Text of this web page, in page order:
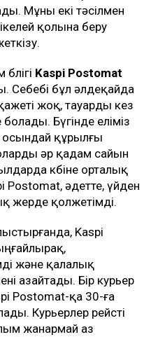
Мұны екі тәсілмен
қолына беру
Kaspi Postomat
Себебі бұл әлдеқайда
жоқ, тауарды кез
Бүгінде еліміз
құрылғы
әр қадам сайын
көбіне орталық
Postomat, әдетте, үйден
жерде қолжетімді.
Kaspi
және қалалық
азайтады. Бір курьер
Postomat-қа 30-ға
Курьерлер рейсті
жанармай аз